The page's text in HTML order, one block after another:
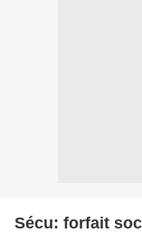
Sécu: forfait